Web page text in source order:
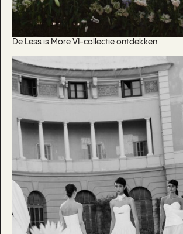
De Less is More VI-collectie ontdekken